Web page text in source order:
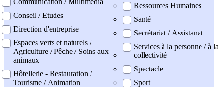
Conseil / Etudes
Direction d'entreprise
Espaces verts et naturels /
Agriculture / Pêche / Soins aux
animaux
Hôtellerie - Restauration /
Tourisme / Animation
Ressources Humaines
Santé
Secrétariat / Assistanat
Services à la personne / à la
collectivité
Spectacle
Sport